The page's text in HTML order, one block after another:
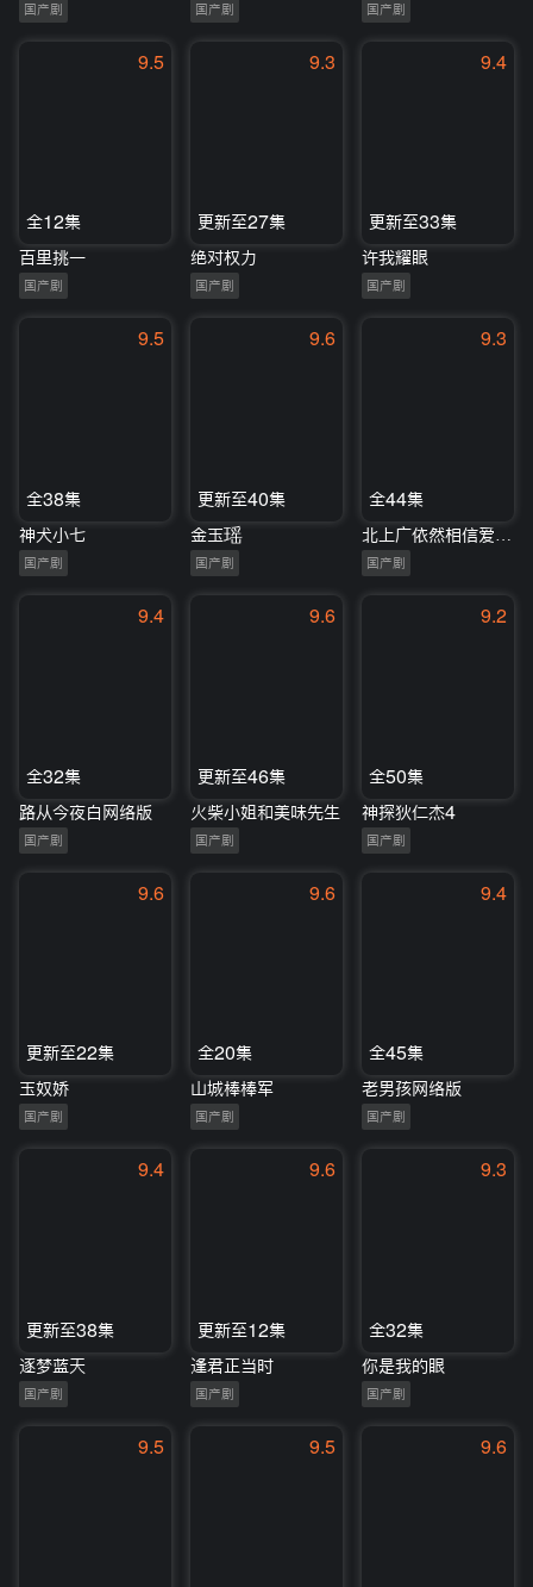
国产剧 国产剧 国产剧
9.5
全12集
百里挑一
国产剧
9.3
更新至27集
绝对权力
国产剧
9.4
更新至33集
许我耀眼
国产剧
9.5
全38集
神犬小七
国产剧
9.6
更新至40集
金玉瑶
国产剧
9.3
全44集
国产剧
9.4
全32集
路从今夜白网络版
国产剧
9.6
更新至46集
火柴小姐和美味先生
国产剧
9.2
全50集
神探狄仁杰4
国产剧
9.6
更新至22集
玉奴娇
国产剧
9.6
全20集
山城棒棒军
国产剧
9.4
全45集
老男孩网络版
国产剧
9.4
更新至38集
逐梦蓝天
国产剧
9.6
更新至12集
逢君正当时
国产剧
9.3
全32集
你是我的眼
国产剧
9.5 9.5 9.6